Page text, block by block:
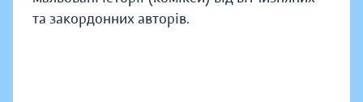
та закордонних авторів.